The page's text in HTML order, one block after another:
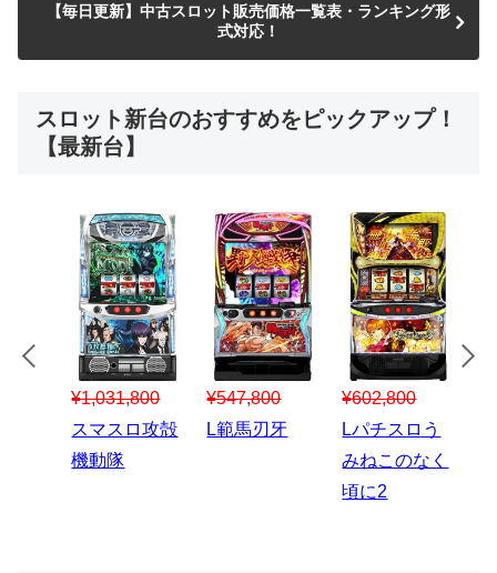
【毎日更新】中古スロット販売価格一覧表・ランキング形
式対応！
スロット新台のおすすめをピックアップ！
【最新台】
¥547,800
スマスロハナ
ビ
¥150,000
スマスロ秘宝
¥1,867,800
Lパチスロ 炎
炎ノ消防隊2